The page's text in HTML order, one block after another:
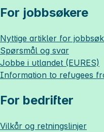
For jobbsøkere
Nyttige artikler for
Spørsmål og svar
Jobbe i utlandet (EURES)
Information to refugees
For bedrifter
Vilkår og retningslinjer